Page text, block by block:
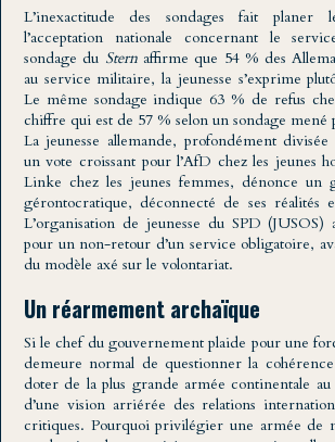
L’inexactitude des sondages fait
l’acceptation nationale concernant le
sondage du Sternaffirme que 54 % des
au service militaire, la jeunesse s’exprime
Le même sondage indique 63 % de refus
chiffre qui est de 57 % selon un sondage mené
La jeunesse allemande, profondément
un vote croissant pour l’AfD chez les jeunes
Linke chez les jeunes femmes, dénonce un
gérontocratique, déconnecté de ses réalités
L’organisation de jeunesse du SPD (JUSOS)
pour un non-retour d’un service obligatoire,
du modèle axé sur le volontariat.
Un réarmement archaïque
Si le chef du gouvernement plaide pour une
demeure normal de questionner la
doter de la plus grande armée continentale
d’une vision arriérée des relations
critiques. Pourquoi privilégier une armée de